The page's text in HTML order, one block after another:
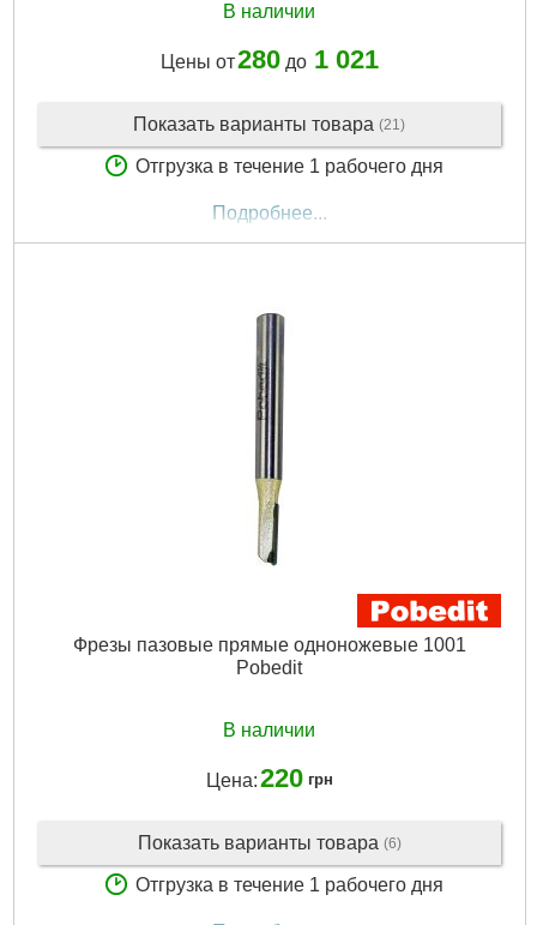
В наличии
Цены от280до 1 021
Показать варианты товара (21)
Отгрузка в течение 1 рабочего дня
Подробнее...
Фрезы пазовые прямые одноножевые 1001
Pobedit
В наличии
Цена:220 грн
Показать варианты товара (6)
Отгрузка в течение 1 рабочего дня